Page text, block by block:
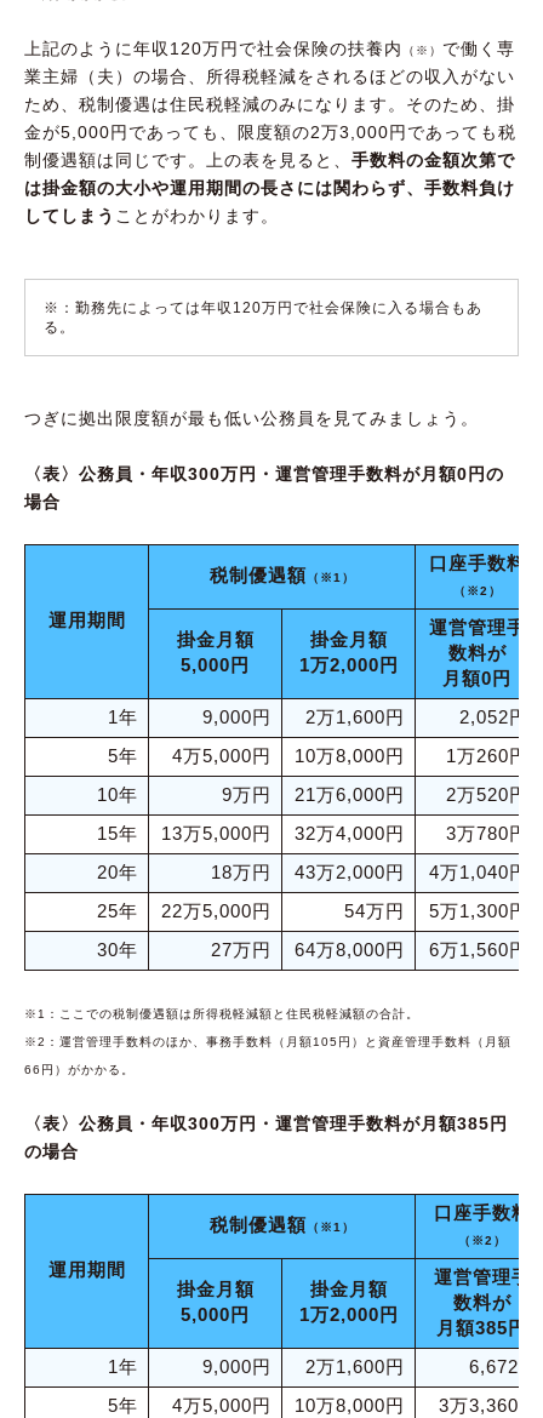
上記のように年収120万円で社会保険の扶養内 （※） で働く専
業主婦（夫）の場合、所得税軽減をされるほどの収入がない
ため、税制優遇は住民税軽減のみになります。そのため、掛
金が5,000円であっても、限度額の2万3,000円であっても税
制優遇額は同じです。上の表を見ると、 手数料の金額次第で
は掛金額の大小や運用期間の長さには関わらず、手数料負け
してしまう ことがわかります。
※：勤務先によっては年収120万円で社会保険に入る場合もあ
る。
つぎに拠出限度額が最も低い公務員を見てみましょう。
〈表〉公務員・年収300万円・運営管理手数料が月額0円の
場合
運用期間
税制優遇額 （※1）
口座手数料
（※2）
掛金月額
5,000円
掛金月額
1万2,000円
運営管理手
数料が
月額0円
1年
9,000円 2万1,600円
2,052円
5年
4万5,000円 10万8,000円
1万260円
10年
9万円 21万6,000円
2万520円
15年
13万5,000円 32万4,000円
3万780円
20年
18万円 43万2,000円
4万1,040円
25年
22万5,000円 54万円
5万1,300円
30年
27万円 64万8,000円 6万1,560円
※1：ここでの税制優遇額は所得税軽減額と住民税軽減額の合計。
※2：運営管理手数料のほか、事務手数料（月額105円）と資産管理手数料（月額
66円）がかかる。
〈表〉公務員・年収300万円・運営管理手数料が月額385円
の場合
運用期間
税制優遇額 （※1）
口座手数料
（※2）
掛金月額
5,000円
掛金月額
1万2,000円
運営管理手
数料が
月額385円
1年
9,000円 2万1,600円
6,672円
5年
4万5,000円 10万8,000円
3万3,360円